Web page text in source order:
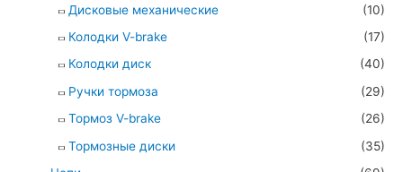
Дисковые механические
(10)
Колодки V-brake
(17)
Колодки диск
(40)
Ручки тормоза
(29)
Тормоз V-brake
(26)
Тормозные диски
(35)